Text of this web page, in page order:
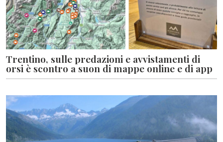
Trentino, sulle predazioni e avvistamenti di
orsi è scontro a suon di mappe online e di app